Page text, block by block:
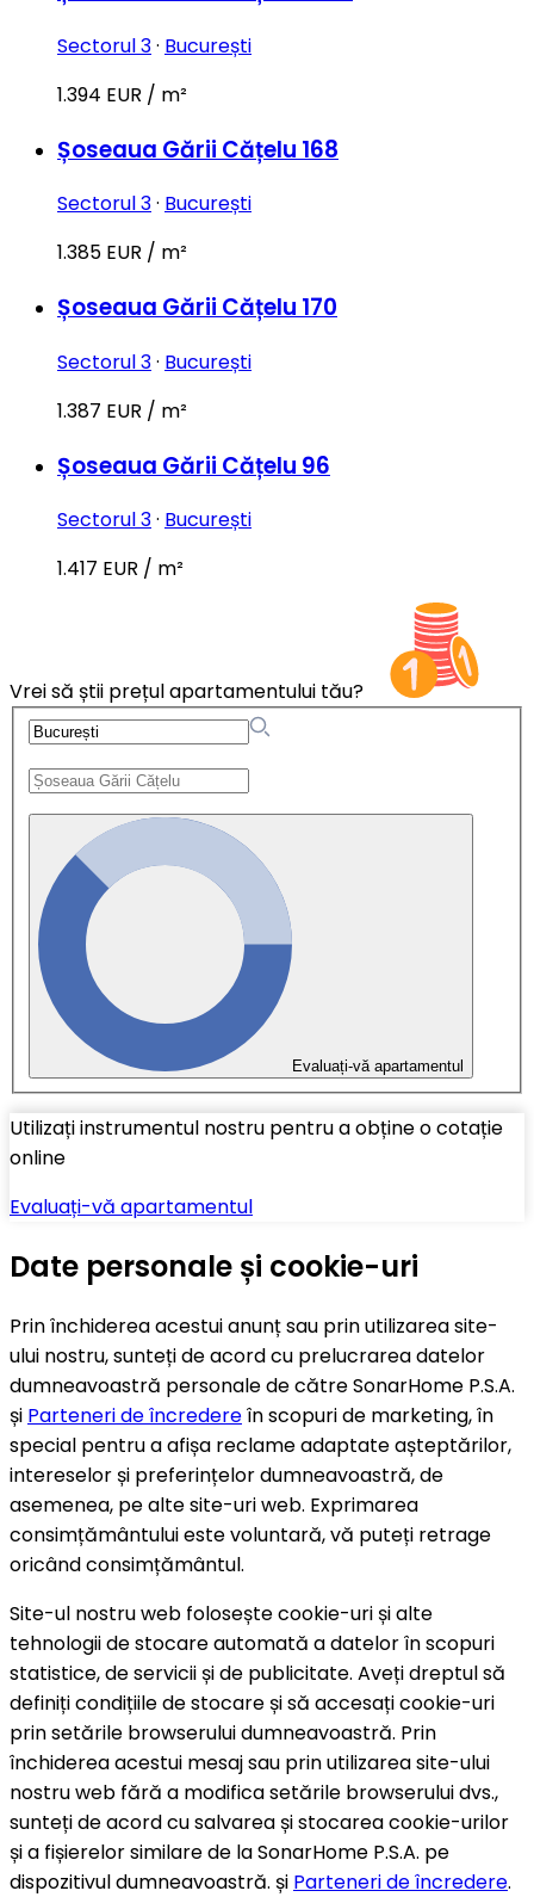
Sectorul 3· București
1.394 EUR / m²
Șoseaua Gării Cățelu 168
Sectorul 3· București
1.385 EUR / m²
Șoseaua Gării Cățelu 170
Sectorul 3· București
1.387 EUR / m²
Șoseaua Gării Cățelu 96
Sectorul 3· București
1.417 EUR / m²
Vrei să știi prețul apartamentului tău?
Evaluați-vă apartamentul
Utilizați instrumentul nostru pentru a obține o cotație
online
Evaluați-vă apartamentul
Date personale și cookie-uri
Prin închiderea acestui anunț sau prin utilizarea site-
ului nostru, sunteți de acord cu prelucrarea datelor
dumneavoastră personale de către SonarHome P.S.A.
și Parteneri de încredereîn scopuri de marketing, în
special pentru a afișa reclame adaptate așteptărilor,
intereselor și preferințelor dumneavoastră, de
asemenea, pe alte site-uri web. Exprimarea
consimțământului este voluntară, vă puteți retrage
oricând consimțământul.
Site-ul nostru web folosește cookie-uri și alte
tehnologii de stocare automată a datelor în scopuri
statistice, de servicii și de publicitate. Aveți dreptul să
definiți condițiile de stocare și să accesați cookie-uri
prin setările browserului dumneavoastră. Prin
închiderea acestui mesaj sau prin utilizarea site-ului
nostru web fără a modifica setările browserului dvs.,
sunteți de acord cu salvarea și stocarea cookie-urilor
și a fișierelor similare de la SonarHome P.S.A. pe
dispozitivul dumneavoastră. și Parteneri de încredere.